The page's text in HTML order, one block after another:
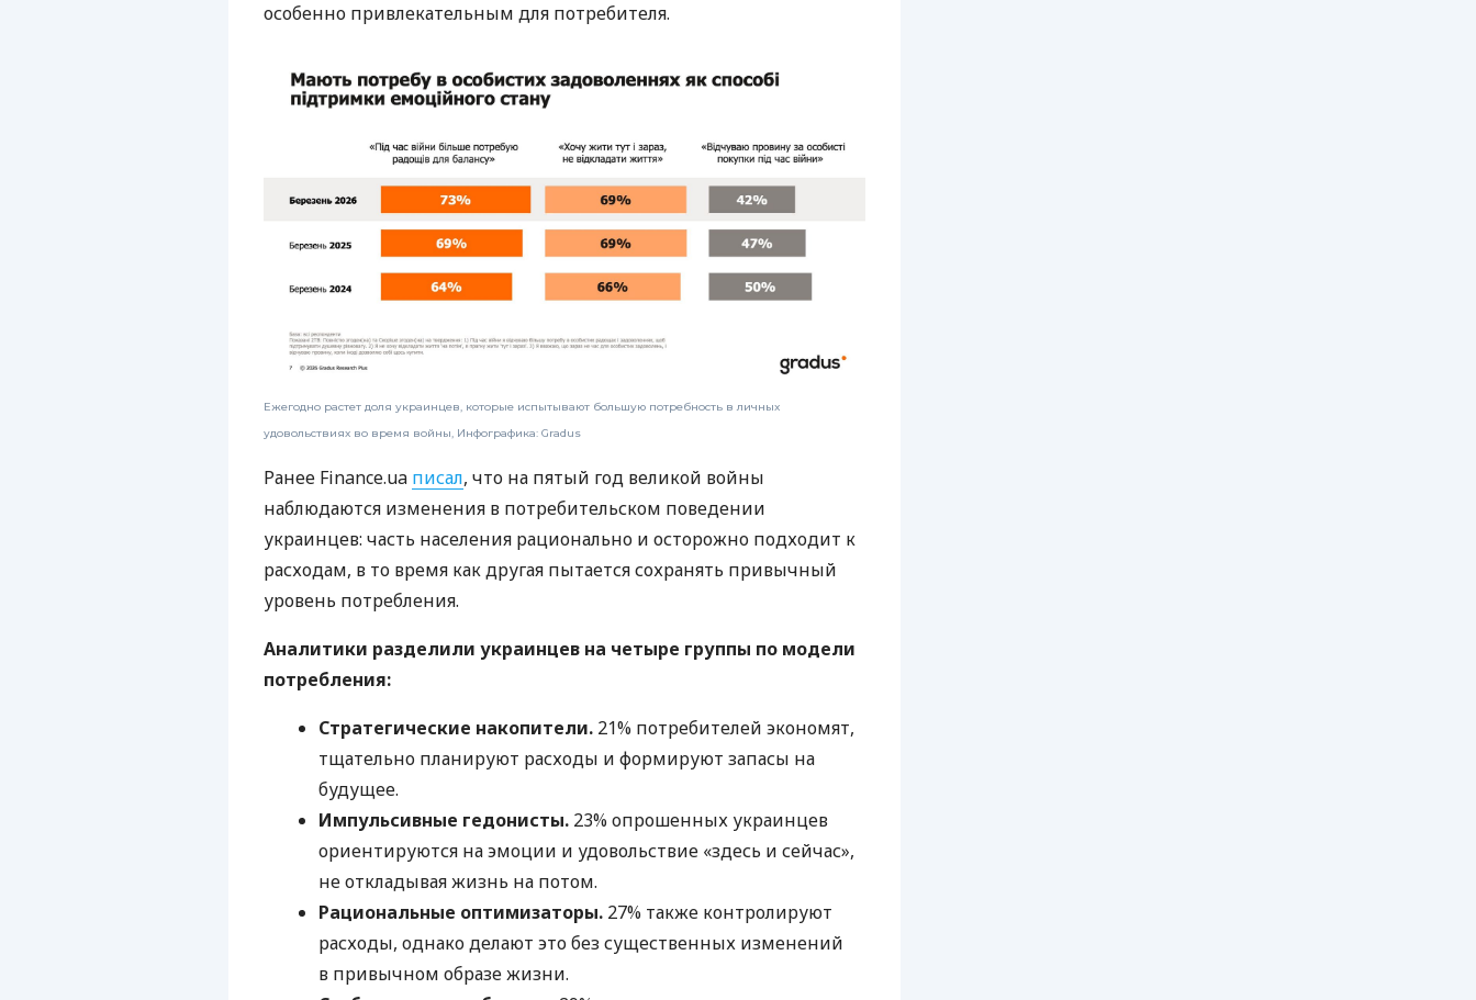
особенно привлекательным для потребителя.
Ежегодно растет доля украинцев, которые испытывают большую потребность в личных
удовольствиях во время войны, Инфографика: Gradus
Ранее Finance.ua писал, что на пятый год великой войны
наблюдаются изменения в потребительском поведении
украинцев: часть населения рационально и осторожно подходит к
расходам, в то время как другая пытается сохранять привычный
уровень потребления.
Аналитики разделили украинцев на четыре группы по модели
потребления:
Стратегические накопители. 21% потребителей экономят,
тщательно планируют расходы и формируют запасы на
будущее.
Импульсивные гедонисты. 23% опрошенных украинцев
ориентируются на эмоции и удовольствие «здесь и сейчас»,
не откладывая жизнь на потом.
Рациональные оптимизаторы. 27% также контролируют
расходы, однако делают это без существенных изменений
в привычном образе жизни.